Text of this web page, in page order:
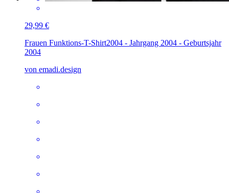
29,99 €
Frauen Funktions-T-Shirt2004 - Jahrgang 2004 - Geburtsjahr
2004
von emadi.design